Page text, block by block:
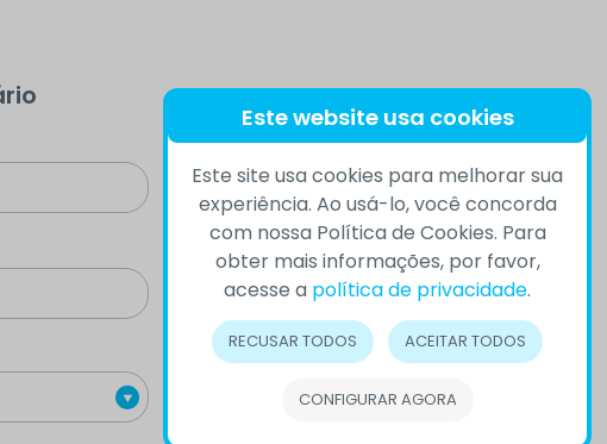
Telefone (com DDD)
Estado
E-mail
Este website usa cookies
Este site usa cookies para melhorar sua
experiência. Ao usá-lo, você concorda
com nossa Política de Cookies. Para
obter mais informações, por favor,
acesse a política de privacidade.
RECUSAR TODOS ACEITAR TODOS
CONFIGURAR AGORA